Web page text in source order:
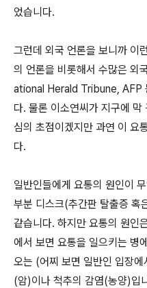
었습니다.
그런데 외국 언론을 보니까 이
의 언론을 비롯해서 수많은
ational Herald Tribune, AFP
다. 물론 이소연씨가 지구에
심의 초점이겠지만 과연 이 요
다.
일반인들에게 요통의 원인이
부분 디스크(추간판 탈출증 혹
같습니다. 하지만 요통의 원인
에서 보면 요통을 일으키는 병
오는 (어찌 보면 일반인 입장
(암)이나 척추의 감염(농양)입